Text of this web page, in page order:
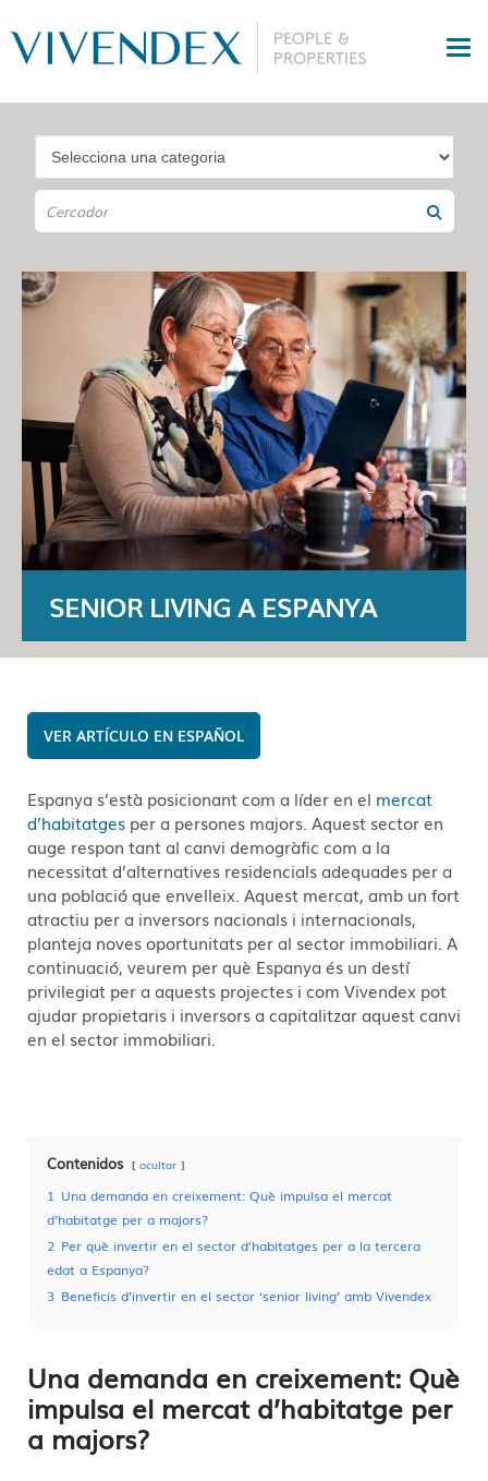
SENIOR LIVING A ESPANYA
ESPAÑOL
Espanya s’està posicionant com a líder en el mercat
d’habitatges per a persones majors. Aquest sector en
auge respon tant al canvi demogràfic com a la
necessitat d’alternatives residencials adequades per a
una població que envelleix. Aquest mercat, amb un fort
atractiu per a inversors nacionals i internacionals,
planteja noves oportunitats per al sector immobiliari. A
continuació, veurem per què Espanya és un destí
privilegiat per a aquests projectes i com Vivendex pot
ajudar propietaris i inversors a capitalitzar aquest canvi
en el sector immobiliari.
Contenidos ocultar
1 Una demanda en creixement: Què impulsa el mercat
d’habitatge per a majors?
2 Per què invertir en el sector d’habitatges per a la tercera
edat a Espanya?
3 Beneficis d’invertir en el sector ‘senior living’ amb Vivendex
Una demanda en creixement: Què
impulsa el mercat d’habitatge per
a majors?